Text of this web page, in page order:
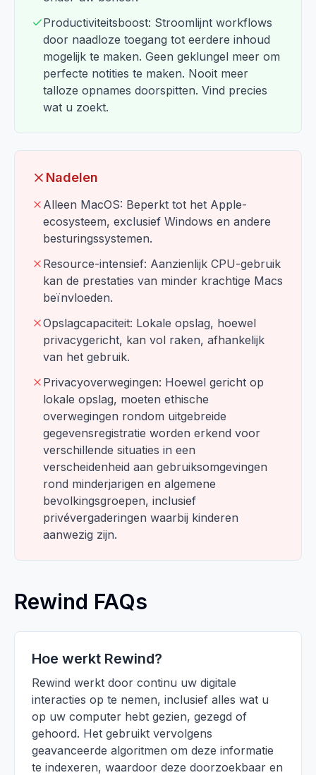
Productiviteitsboost: Stroomlijnt workflows
door naadloze toegang tot eerdere inhoud
mogelijk te maken. Geen geklungel meer om
perfecte notities te maken. Nooit meer
talloze opnames doorspitten. Vind precies
wat u zoekt.
Nadelen
Alleen MacOS: Beperkt tot het Apple-
ecosysteem, exclusief Windows en andere
besturingssystemen.
Resource-intensief: Aanzienlijk CPU-gebruik
kan de prestaties van minder krachtige Macs
beïnvloeden.
Opslagcapaciteit: Lokale opslag, hoewel
privacygericht, kan vol raken, afhankelijk
van het gebruik.
Privacyoverwegingen: Hoewel gericht op
lokale opslag, moeten ethische
overwegingen rondom uitgebreide
gegevensregistratie worden erkend voor
verschillende situaties in een
verscheidenheid aan gebruiksomgevingen
rond minderjarigen en algemene
bevolkingsgroepen, inclusief
privévergaderingen waarbij kinderen
aanwezig zijn.
Rewind FAQs
Hoe werkt Rewind?
Rewind werkt door continu uw digitale
interacties op te nemen, inclusief alles wat u
op uw computer hebt gezien, gezegd of
gehoord. Het gebruikt vervolgens
geavanceerde algoritmen om deze informatie
te indexeren, waardoor deze doorzoekbaar en